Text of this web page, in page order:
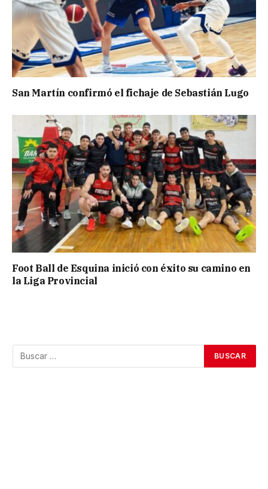
San Martín confirmó el fichaje de Sebastián Lugo
Foot Ball de Esquina inició con éxito su camino en
la Liga Provincial